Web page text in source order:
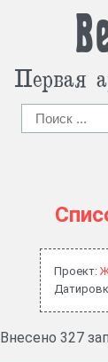
Первая
Проект:
Внесено 327